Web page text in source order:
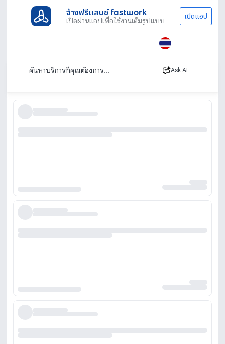
จ้างฟรีแลนซ์ fastwork
เปิดผ่านแอปเพื่อใช้งานเต็มรูปแบบ เปิดแอป
Ask AI
เรียงตาม